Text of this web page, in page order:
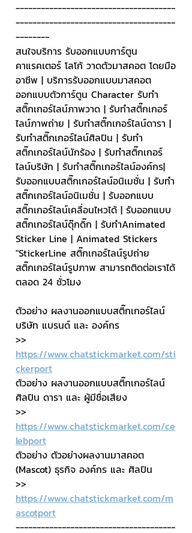
--------------------------------------
--------------------------------------
--------
สนใจบริการ รับออกแบบการ์ตูน
คาแรคเตอร์ โลโก้ วาดตัวมาสคอต โดยมือ
อาชีพ | บริการรับออกแบบมาสคอต
ออกแบบตัวการ์ตูน Character รับทำ
สติ๊กเกอร์ไลน์ภาพวาด | รับทำสติ๊กเกอร์
ไลน์ภาพถ่าย | รับทำสติ๊กเกอร์ไลน์ดารา |
รับทำสติ๊กเกอร์ไลน์ศิลปิน | รับทำ
สติ๊กเกอร์ไลน์นักร้อง | รับทำสติ๊กเกอร์
ไลน์บริษัท | รับทำสติ๊กเกอร์ไลน์องค์กร|
รับออกแบบสติ๊กเกอร์ไลน์อนิเมชั่น | รับทำ
สติ๊กเกอร์ไลน์อนิเมชั่น | รับออกแบบ
สติ๊กเกอร์ไลน์เคลื่อนไหวได้ | รับออกแบบ
สติ๊กเกอร์ไลน์ดุ๊กดิ๊ก | รับทำAnimated
Sticker Line | Animated Stickers
"StickerLine สติ๊กเกอร์ไลน์รูปถ่าย
สติ๊กเกอร์ไลน์รูปภาพ สามารถติดต่อเราได้
ตลอด 24 ชั่วโมง
ตัวอย่าง ผลงานออกแบบสติ๊กเกอร์ไลน์
บริษัท แบรนด์ และ องค์กร
>>
https://www.chatstickmarket.com/sti
ckerport
ตัวอย่าง ผลงานออกแบบสติ๊กเกอร์ไลน์
ศิลปิน ดารา และ ผู้มีชื่อเสียง
>>
https://www.chatstickmarket.com/ce
lebport
ตัวอย่าง ตัวอย่างผลงานมาสคอต
(Mascot) ธุรกิจ องค์กร และ ศิลปิน
>>
https://www.chatstickmarket.com/m
ascotport
--------------------------------------